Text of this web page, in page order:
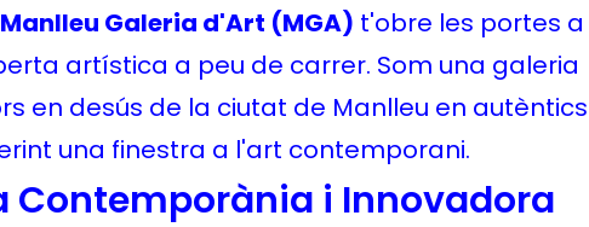
Galeria d'Art (MGA) t'obre les portes a
artística a peu de carrer. Som una galeria
en desús de la ciutat de Manlleu en autèntics
una finestra a l'art contemporani.
Contemporània i Innovadora